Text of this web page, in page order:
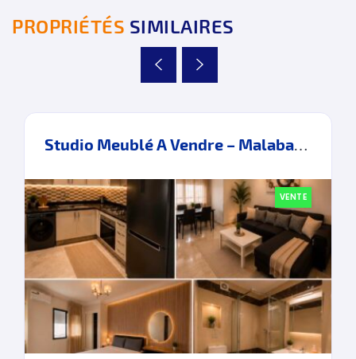
PROPRIÉTÉS SIMILAIRES
Studio Meublé A Vendre – Malabata – Tanger
VENTE